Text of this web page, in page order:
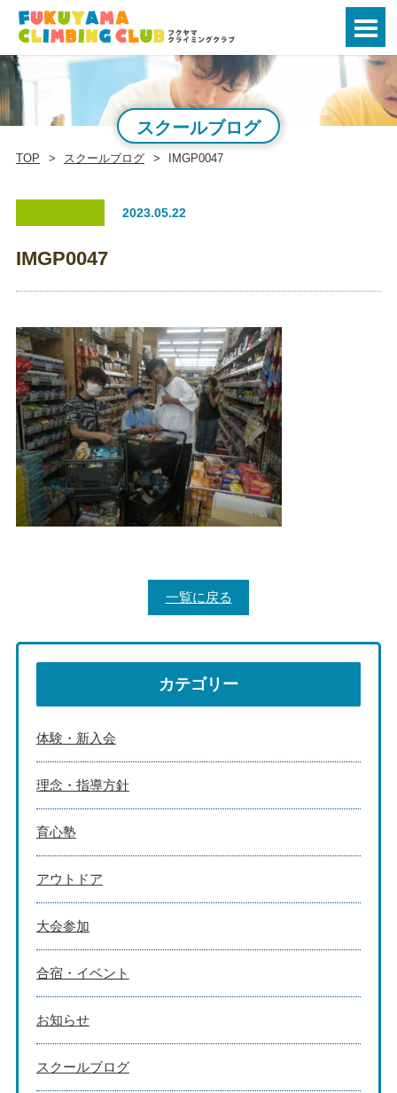
スクールブログ
TOP スクールブログ IMGP0047
2023.05.22
IMGP0047
一覧に戻る
カテゴリー
体験・新入会
理念・指導方針
育心塾
アウトドア
大会参加
合宿・イベント
お知らせ
スクールブログ